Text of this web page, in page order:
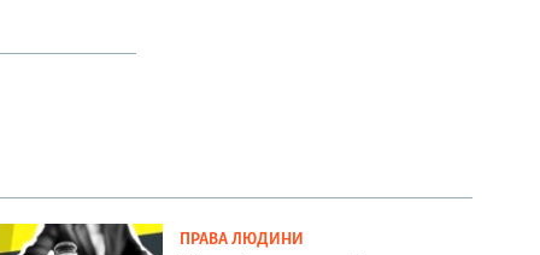
ПРАВА ЛЮДИНИ